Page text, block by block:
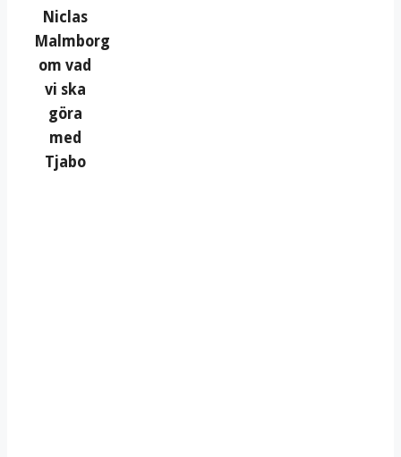
Niclas
Malmborg
om vad
vi ska
göra
med
Tjabo